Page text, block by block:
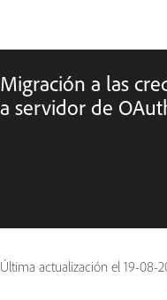
Migración a las
a servidor de
Última actualización el 19-08-